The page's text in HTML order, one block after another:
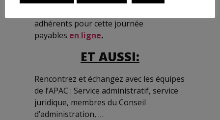
adhérents pour cette journée
payables en ligne.
ET AUSSI:
Rencontrez et échangez avec les équipes
de l’APAC : Service administratif, service
juridique, membres du Conseil
d’administration, …